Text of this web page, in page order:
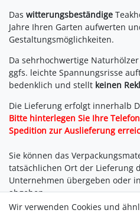
Das witterungsbeständige
Jahre Ihren Garten aufwerten
Gestaltungsmöglichkeiten.
Da sehrhochwertige
ggfs. leichte Spannungsrisse
bedenklich und stellt keinen
Die Lieferung erfolgt innerhalb
Bitte hinterlegen Sie Ihre
Spedition zur Auslieferung
Sie können das
tatsächlichen Ort der Lieferung
Unternehmen übergeben oder
abgeben.
Wir verwenden Cookies und